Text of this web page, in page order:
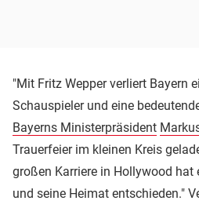
"Mit Fritz Wepper verliert Bayern
Schauspieler und eine
Bayerns Ministerpräsident
Trauerfeier im kleinen Kreis
großen Karriere in Hollywood hat
und seine Heimat entschieden."